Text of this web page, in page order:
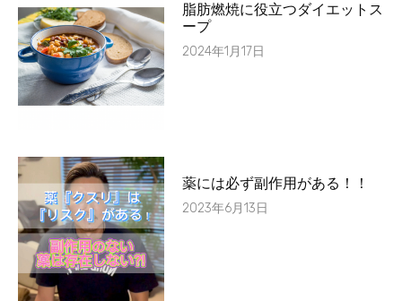
脂肪燃焼に役立つダイエットス
ープ
2024年1月17日
薬には必ず副作用がある！！
2023年6月13日